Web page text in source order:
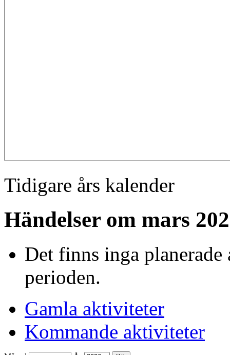
Tidigare års kalender
Händelser om mars
Det finns inga
perioden.
Gamla aktiviteter
Kommande aktiviteter